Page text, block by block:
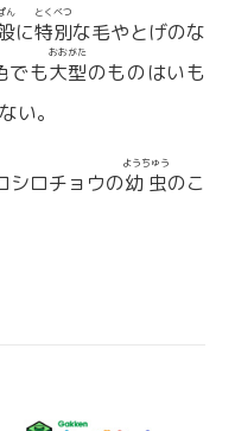
ん
に特別
とくべつ
な毛やとげのな
でも大型
おおがた
のものはいも
い。
シロチョウの幼虫
ようちゅう
のこ